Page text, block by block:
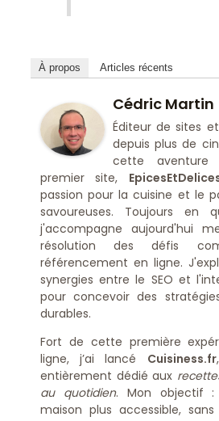
À propos Articles récents
Cédric Martin
Éditeur de sites
depuis plus de
cette
premier site,
passion pour la cuisine et le
savoureuses. Toujours en
j'accompagne aujourd'hui
résolution des défis
référencement en ligne.
synergies entre le SEO et
pour concevoir des
durables.
Fort de cette première
ligne, j’ai lancé Cuisiness.fr
entièrement dédié aux
au quotidien. Mon objectif :
maison plus accessible,